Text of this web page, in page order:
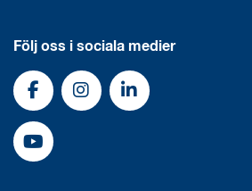
Följ oss i sociala medier